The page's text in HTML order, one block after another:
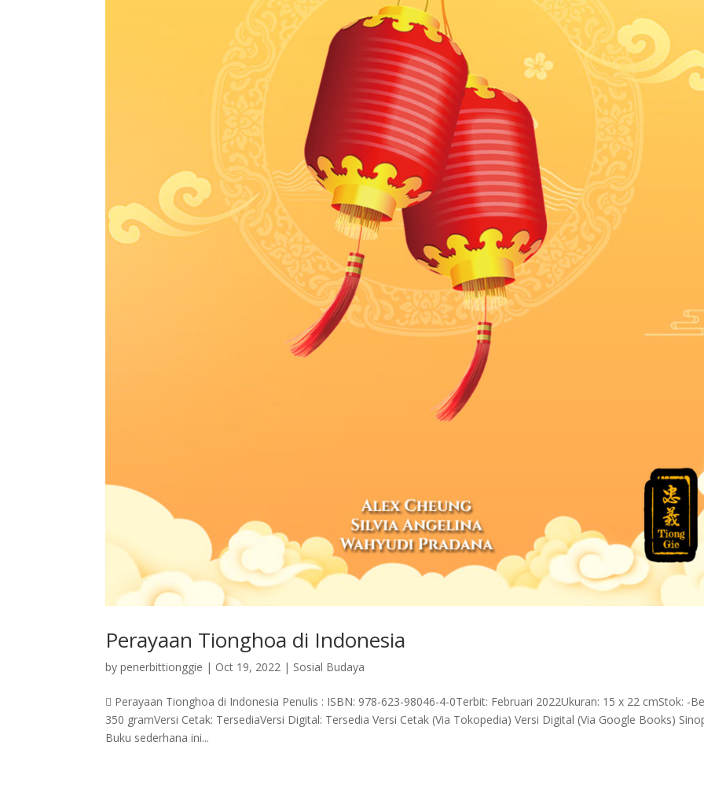
Perayaan Tionghoa di Indonesia
bypenerbittionggie | Oct 19, 2022 | Sosial Budaya
 Perayaan Tionghoa di Indonesia Penulis : ISBN: 978-623-98046-4-0Terbit: Februari 2022Ukuran: 15 x 22 cmStok: -
350 gramVersi Cetak: TersediaVersi Digital: Tersedia Versi Cetak (Via Tokopedia) Versi Digital (Via Google Books)
Buku sederhana ini...